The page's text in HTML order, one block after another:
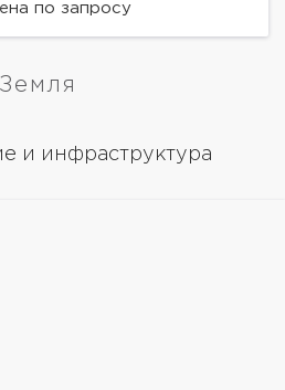
по запросу
Земля
и инфраструктура